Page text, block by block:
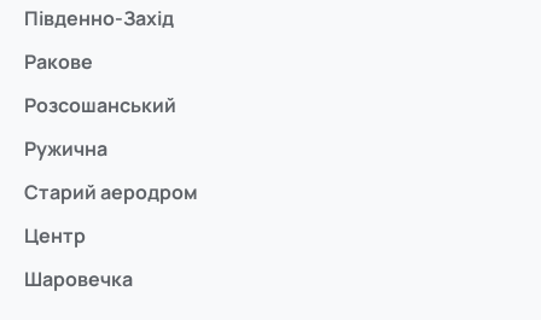
Південно-Захід
Ракове
Розсошанський
Ружична
Старий аеродром
Центр
Шаровечка